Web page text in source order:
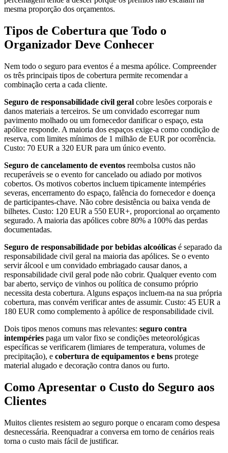
mesma proporção dos orçamentos.
Tipos de Cobertura que Todo o
Organizador Deve Conhecer
Nem todo o seguro para eventos é a mesma apólice. Compreender
os três principais tipos de cobertura permite recomendar a
combinação certa a cada cliente.
Seguro de responsabilidade civil geral cobre lesões corporais e
danos materiais a terceiros. Se um convidado escorregar num
pavimento molhado ou um fornecedor danificar o espaço, esta
apólice responde. A maioria dos espaços exige-a como condição de
reserva, com limites mínimos de 1 milhão de EUR por ocorrência.
Custo: 70 EUR a 320 EUR para um único evento.
Seguro de cancelamento de eventos reembolsa custos não
recuperáveis se o evento for cancelado ou adiado por motivos
cobertos. Os motivos cobertos incluem tipicamente intempéries
severas, encerramento do espaço, falência do fornecedor e doença
de participantes-chave. Não cobre desistência ou baixa venda de
bilhetes. Custo: 120 EUR a 550 EUR+, proporcional ao orçamento
segurado. A maioria das apólices cobre 80% a 100% das perdas
documentadas.
Seguro de responsabilidade por bebidas alcoólicas é separado da
responsabilidade civil geral na maioria das apólices. Se o evento
servir álcool e um convidado embriagado causar danos, a
responsabilidade civil geral pode não cobrir. Qualquer evento com
bar aberto, serviço de vinhos ou política de consumo próprio
necessita desta cobertura. Alguns espaços incluem-na na sua própria
cobertura, mas convém verificar antes de assumir. Custo: 45 EUR a
180 EUR como complemento à apólice de responsabilidade civil.
Dois tipos menos comuns mas relevantes: seguro contra
intempéries paga um valor fixo se condições meteorológicas
específicas se verificarem (limiares de temperatura, volumes de
precipitação), e cobertura de equipamentos e bens protege
material alugado e decoração contra danos ou furto.
Como Apresentar o Custo do Seguro aos
Clientes
Muitos clientes resistem ao seguro porque o encaram como despesa
desnecessária. Reenquadrar a conversa em torno de cenários reais
torna o custo mais fácil de justificar.